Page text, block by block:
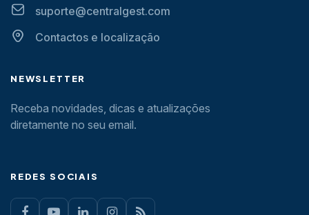
suporte@centralgest.com
Contactos e localização
NEWSLETTER
Receba novidades, dicas e atualizações
diretamente no seu email.
REDES SOCIAIS